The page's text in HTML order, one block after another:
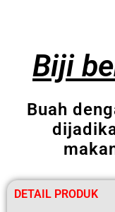
Biji
Buah
DETAIL PRODUK